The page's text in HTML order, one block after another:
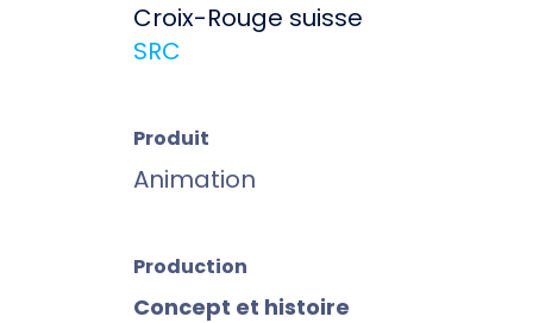
Croix-Rouge suisse
SRC
Produit
Animation
Production
Concept et histoire